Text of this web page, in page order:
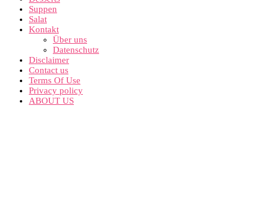
Suppen
Salat
Kontakt
Über uns
Datenschutz
Disclaimer
Contact us
Terms Of Use
Privacy policy
ABOUT US